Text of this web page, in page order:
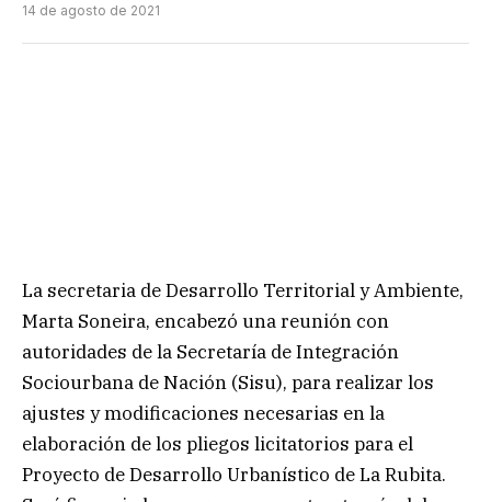
14 de agosto de 2021
La secretaria de Desarrollo Territorial y Ambiente,
Marta Soneira, encabezó una reunión con
autoridades de la Secretaría de Integración
Sociourbana de Nación (Sisu), para realizar los
ajustes y modificaciones necesarias en la
elaboración de los pliegos licitatorios para el
Proyecto de Desarrollo Urbanístico de La Rubita.